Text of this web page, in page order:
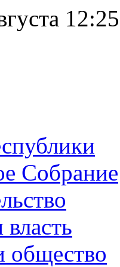
12:25
Собрание
общество